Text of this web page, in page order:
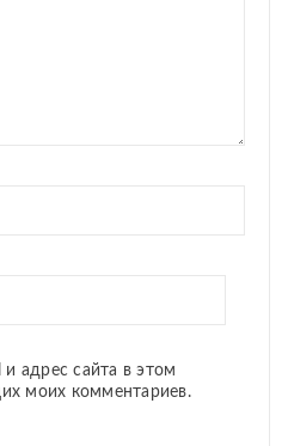
адрес сайта в этом
моих комментариев.